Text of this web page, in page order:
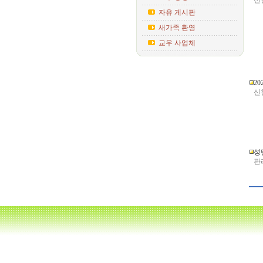
자유 게시판
새가족 환영
교우 사업체
신
성
관